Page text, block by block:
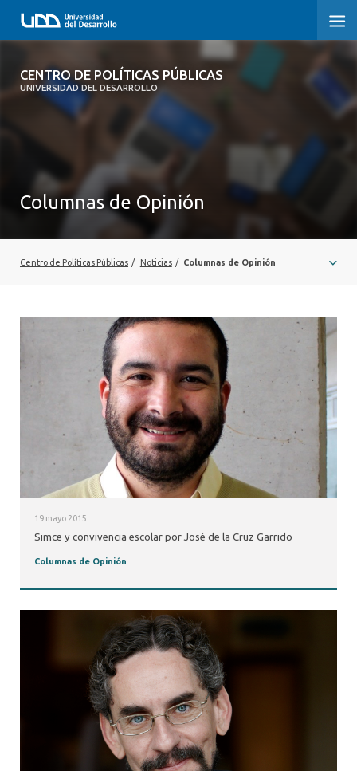
CENTRO DE POLÍTICAS PÚBLICAS
UNIVERSIDAD DEL DESARROLLO
CENTRO DE POLÍTICAS PÚBLICAS
DOCUMENTOS DE TRABAJO
Columnas de Opinión
Centro de Políticas Públicas / Noticias / Columnas de Opinión
19 mayo 2015
Simce y convivencia escolar por José de la Cruz Garrido
Columnas de Opinión